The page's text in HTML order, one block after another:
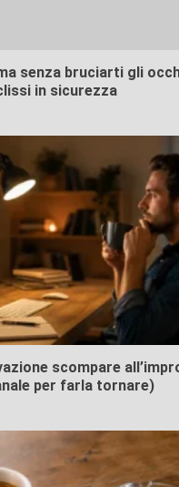
senza bruciarti gli
in sicurezza
scompare
per farla tornare)